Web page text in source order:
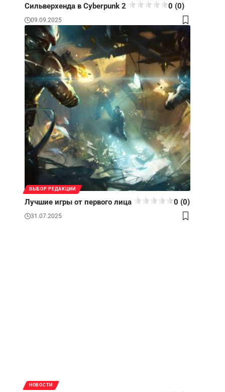
Сильверхенда в Cyberpunk 2
0 (0)
09.09.2025
ВЫБОР РЕДАКЦИИ
Лучшие игры от первого лица 0 (0)
31.07.2025
НОВОСТИ